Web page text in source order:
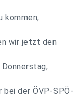
kommen,
wir jetzt den
der ÖVP-SPÖ-